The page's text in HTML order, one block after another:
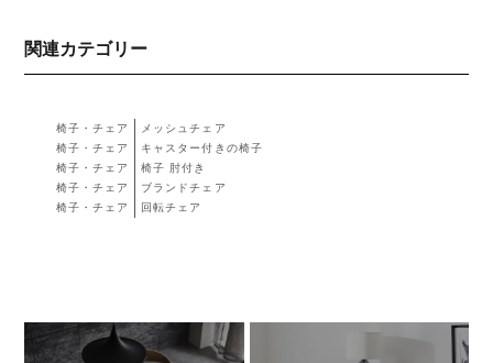
関連カテゴリー
椅子・チェア
メッシュチェア
椅子・チェア
キャスター付きの椅子
椅子・チェア
椅子 肘付き
椅子・チェア
ブランドチェア
椅子・チェア
回転チェア